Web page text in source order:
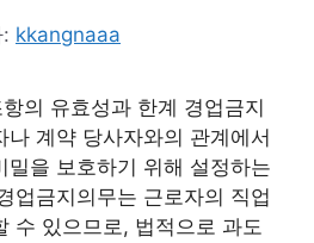
kkangnaaa
의 유효성과 한계 경업금지
나 계약 당사자와의 관계에서
밀을 보호하기 위해 설정하는
업금지의무는 근로자의 직업
수 있으므로, 법적으로 과도